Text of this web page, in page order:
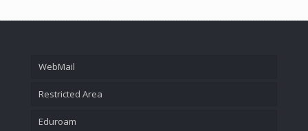
WebMail
Restricted Area
Eduroam